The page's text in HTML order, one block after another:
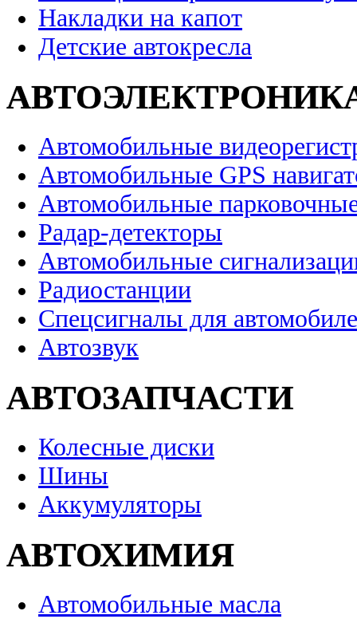
Накладки на капот
Детские автокресла
Автомобильные
Автомобильные GPS
Автомобильные
Радар-детекторы
Автомобильные
Радиостанции
Спецсигналы для
Автозвук
АВТОЗАПЧАСТИ
Колесные диски
Шины
Аккумуляторы
АВТОХИМИЯ
Автомобильные масла